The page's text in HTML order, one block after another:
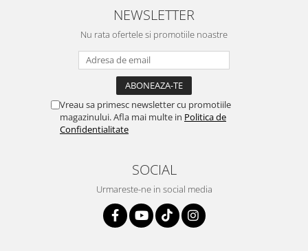
NEWSLETTER
Nu rata ofertele si promotiile noastre
Vreau sa primesc newsletter cu promotiile
magazinului. Afla mai multe in Politica de
Confidentialitate
SOCIAL
Urmareste-ne in social media